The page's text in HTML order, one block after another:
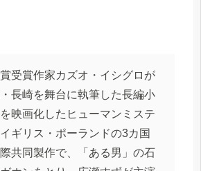
受賞作家カズオ・イシグロが
長崎を舞台に執筆した長編小
映画化したヒューマンミステ
ギリス・ポーランドの3カ国
共同製作で、「ある男」の石